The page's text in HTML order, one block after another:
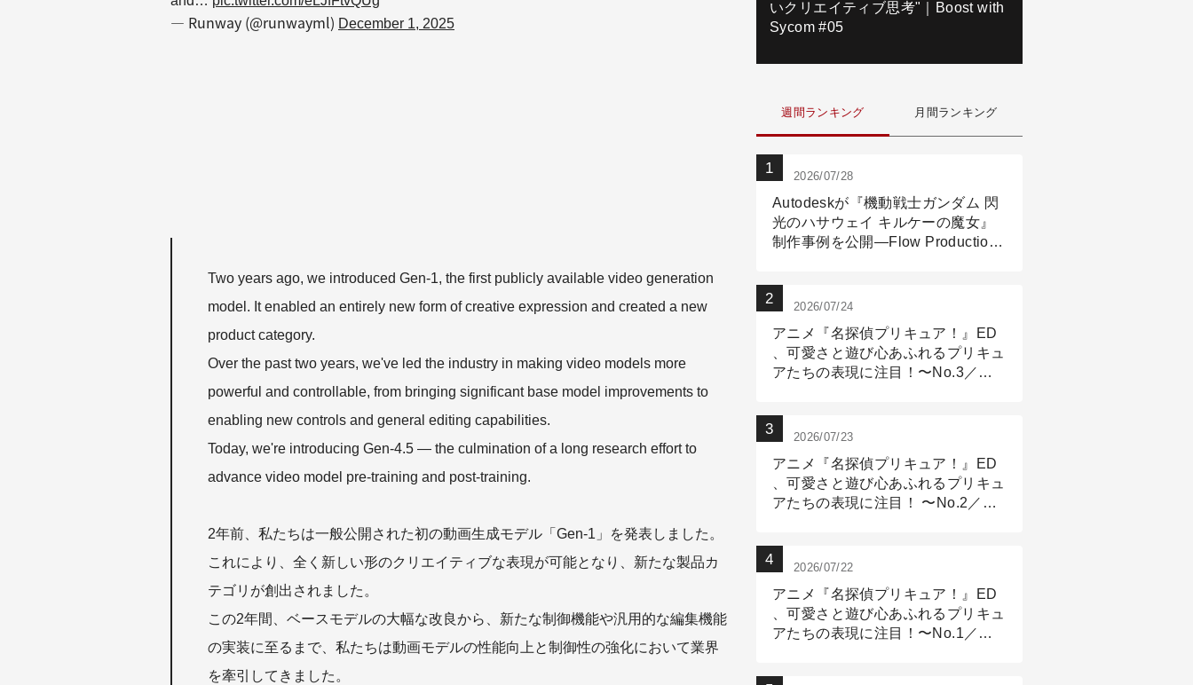
— Runway (@runwayml) December 1, 2025
Two years ago, we introduced Gen-1, the first publicly available video generation
model. It enabled an entirely new form of creative expression and created a new
product category.
Over the past two years, we've led the industry in making video models more
powerful and controllable, from bringing significant base model improvements to
enabling new controls and general editing capabilities.
Today, we're introducing Gen-4.5 — the culmination of a long research effort to
advance video model pre-training and post-training.
2年前、私たちは一般公開された初の動画生成モデル「Gen-1」を発表しました。
これにより、全く新しい形のクリエイティブな表現が可能となり、新たな製品カ
テゴリが創出されました。
この2年間、ベースモデルの大幅な改良から、新たな制御機能や汎用的な編集機能
の実装に至るまで、私たちは動画モデルの性能向上と制御性の強化において業界
を牽引してきました。
いクリエイティブ思考"｜Boost with
Sycom #05
週間ランキング 月間ランキング
2026/07/28
Autodeskが『機動戦士ガンダム 閃
光のハサウェイ キルケーの魔女』
制作事例を公開―Flow Production
2026/07/24
アニメ『名探偵プリキュア！』ED
、可愛さと遊び心あふれるプリキュ
アたちの表現に注目！〜No.3／ア
2026/07/23
アニメ『名探偵プリキュア！』ED
、可愛さと遊び心あふれるプリキュ
アたちの表現に注目！ 〜No.2／モ
2026/07/22
アニメ『名探偵プリキュア！』ED
、可愛さと遊び心あふれるプリキュ
アたちの表現に注目！〜No.1／演